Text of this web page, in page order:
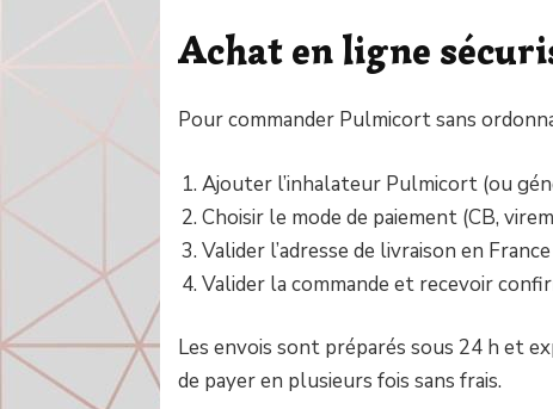
Achat en ligne
Pour commander Pulmicort sans
Ajouter l’inhalateur Pulmicort (ou
Choisir le mode de paiement (CB,
Valider l’adresse de livraison en
Valider la commande et recevoir
Les envois sont préparés sous 24 h et
de payer en plusieurs fois sans frais.